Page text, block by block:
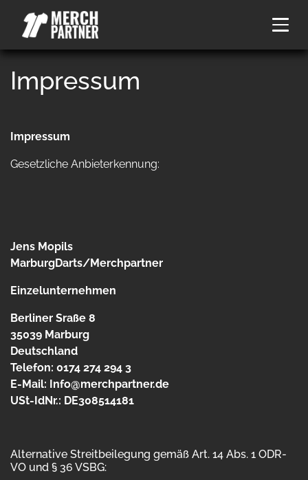
Impressum
Impressum
Gesetzliche Anbieterkennung:
Jens Mopils
MarburgDarts/Merchpartner
Einzelunternehmen
Berliner Sraße 8
35039 Marburg
Deutschland
Telefon: 0174 274 294 3
E-Mail: Info@merchpartner.de
USt-IdNr.: DE308514181
Alternative Streitbeilegung gemäß Art. 14 Abs. 1 ODR-
VO und § 36 VSBG: